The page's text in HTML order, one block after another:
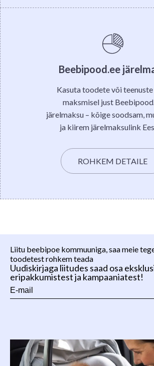
Beebipood.ee
Kasuta toodete või
maksmisel just
järelmaksu – kõige soodsam,
ja kiirem järelmaksulink
ROHKEM DETAILE
Liitu beebipoe kommuuniga, saa meie
toodetest rohkem teada
Uudiskirjaga liitudes saad osa
eripakkumistest ja kampaaniatest!
E-
mail